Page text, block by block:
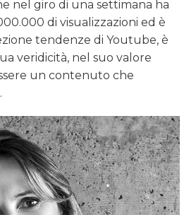
nel giro di una settimana ha
di visualizzazioni ed è
tendenze di Youtube, è
veridicità, nel suo valore
un contenuto che